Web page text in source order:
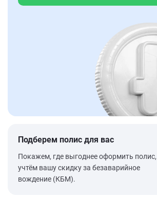
Подберем полис для вас
Покажем, где выгоднее оформить полис,
учтём вашу скидку за безаварийное
вождение (КБМ).